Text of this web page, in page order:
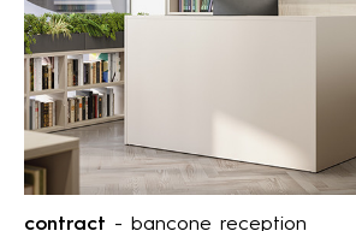
contract - bancone reception